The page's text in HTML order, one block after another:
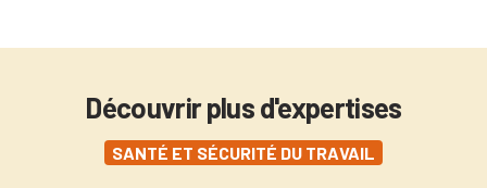
Découvrir plus d'expertises
SANTÉ ET SÉCURITÉ DU TRAVAIL